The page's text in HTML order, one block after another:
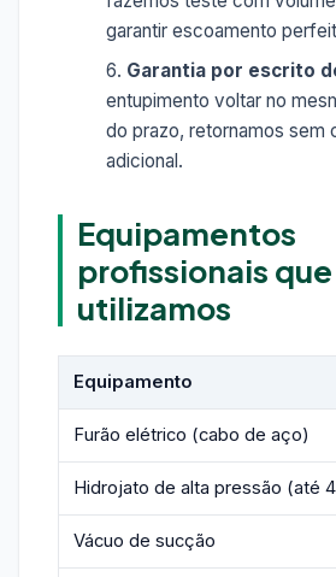
garantir escoamento
Garantia por escrito
entupimento voltar no
do prazo, retornamos sem
adicional.
Equipamentos
profissionais que
utilizamos
Equipamento
Furão elétrico (cabo de aço)
Hidrojato de alta pressão (até
Vácuo de sucção